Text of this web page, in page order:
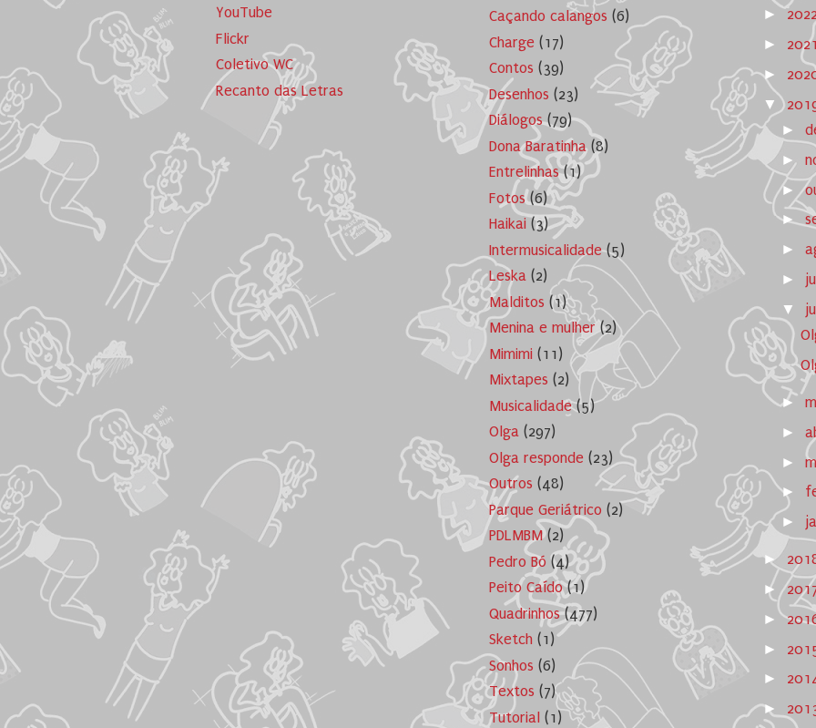
YouTube
Flickr
Coletivo WC
Recanto das Letras
Caçando calangos (6)
Charge (17)
Contos (39)
Desenhos (23)
Diálogos (79)
Dona Baratinha (8)
Entrelinhas (1)
Fotos (6)
Haikai (3)
Intermusicalidade (5)
Leska (2)
Malditos (1)
Menina e mulher (2)
Mimimi (11)
Mixtapes (2)
Musicalidade (5)
Olga (297)
Olga responde (23)
Outros (48)
Parque Geriátrico (2)
PDLMBM (2)
Pedro Bó (4)
Peito Caído (1)
Quadrinhos (477)
Sketch (1)
Sonhos (6)
Textos (7)
Tutorial (1)
►
►
►
▼
►
►
►
►
►
►
▼
►
►
►
►
►
►
►
►
►
►
►